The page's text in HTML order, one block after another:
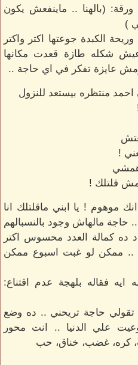
ورقة: (بالهنا .. ماينفعش يكون
)
الكبدة جوعتها اكتر واكتر
شكله طازة قعدت مكانها
عايزة تفكر في اي حاجة ..
منتظره بيستعد للنزول
!
همشي
مش قلتلك !
موهوم ! يا ابني ماقلتلك انا
حاجة مالهاش وجود بالنسبالهم
ده كمالة العدد محسوس اكتر
.. ممكن لو غبت اسبوع ممكن
فقاله بلهجة عدم اقتناع:
حاجة تريحني .. ده وضع
علي الدنيا .. انت محور
كره، غضب، خناق، حب